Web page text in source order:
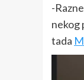
-
nekog
tada